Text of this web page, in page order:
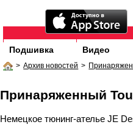
Подшивка Видео
> Архив новостей >
Принаряженный
Немецкое тюнинг-ателье JE